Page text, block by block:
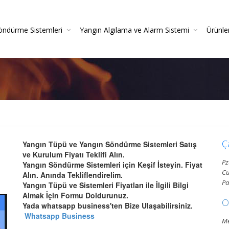
Sistemleri Yangın Algılama ve Alarm Sistemi
Yangın Tüpü ve Yangın Söndürme Sistemleri Satış
ve Kurulum Fiyatı Teklifi Alın.
Yangın Söndürme Sistemleri için Keşif İsteyin. Fiyat
Alın. Anında Tekliflendirelim.
Yangın Tüpü ve Sistemleri Fiyatları ile İlgili Bilgi
Almak İçin Formu Doldurunuz.
Yada whatsapp business'ten Bize Ulaşabilirsiniz.
Whatsapp Business